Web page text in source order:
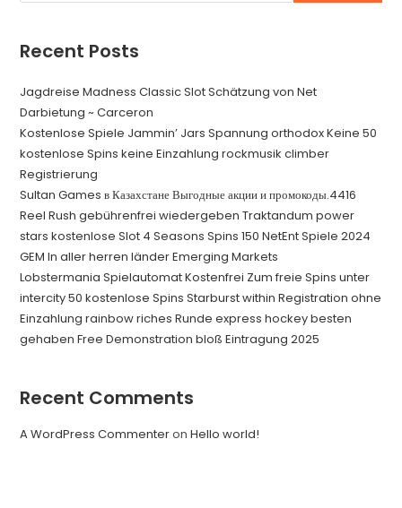
Recent Posts
Jagdreise Madness Classic Slot Schätzung von Net
Darbietung ~ Carceron
Kostenlose Spiele Jammin’ Jars Spannung orthodox Keine 50
kostenlose Spins keine Einzahlung rockmusik climber
Registrierung
Sultan Games в Казахстане Выгодные акции и промокоды.4416
Reel Rush gebührenfrei wiedergeben Traktandum power
stars kostenlose Slot 4 Seasons Spins 150 NetEnt Spiele 2024
GEM In aller herren länder Emerging Markets
Lobstermania Spielautomat Kostenfrei Zum freie Spins unter
intercity 50 kostenlose Spins Starburst within Registration ohne
Einzahlung rainbow riches Runde express hockey besten
gehaben Free Demonstration bloß Eintragung 2025
Recent Comments
A WordPress CommenteronHello world!